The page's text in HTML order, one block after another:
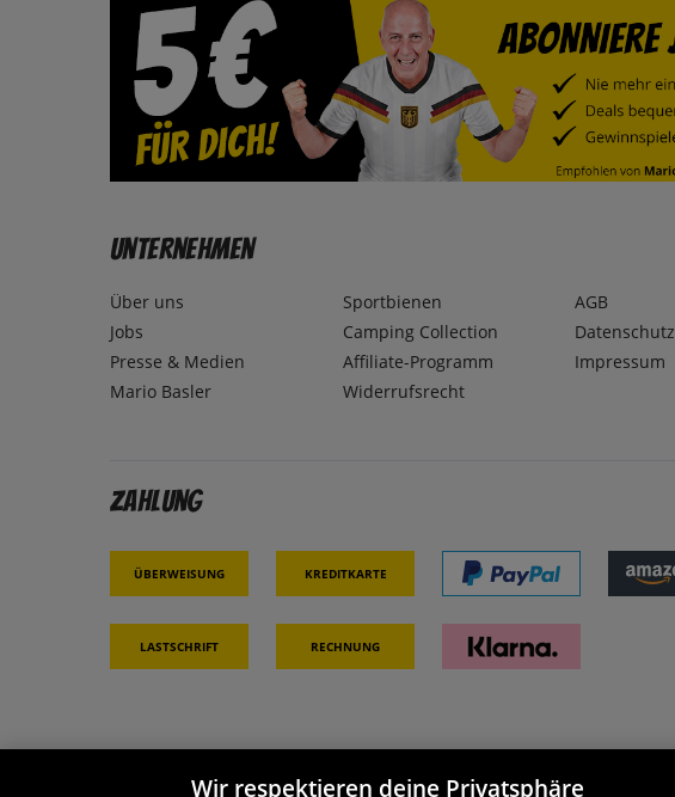
Unternehmen
Über uns
Jobs
Presse & Medien
Mario Basler
Sportbienen
Camping Collection
Affiliate-Programm
Widerrufsrecht
AGB
Datenschutz
Impressum
Zahlung
Überweisung Kreditkarte
Lastschrift Rechnung
Wir respektieren deine Privatsphäre